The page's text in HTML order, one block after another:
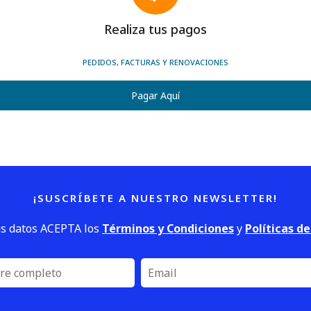
Realiza tus pagos
PEDIDOS, FACTURAS Y RENOVACIONES
Pagar Aquí
¡SUSCRÍBETE A NUESTRO NEWSLETTER!
datos ACEPTA los Términos y Condicionesy Políticas